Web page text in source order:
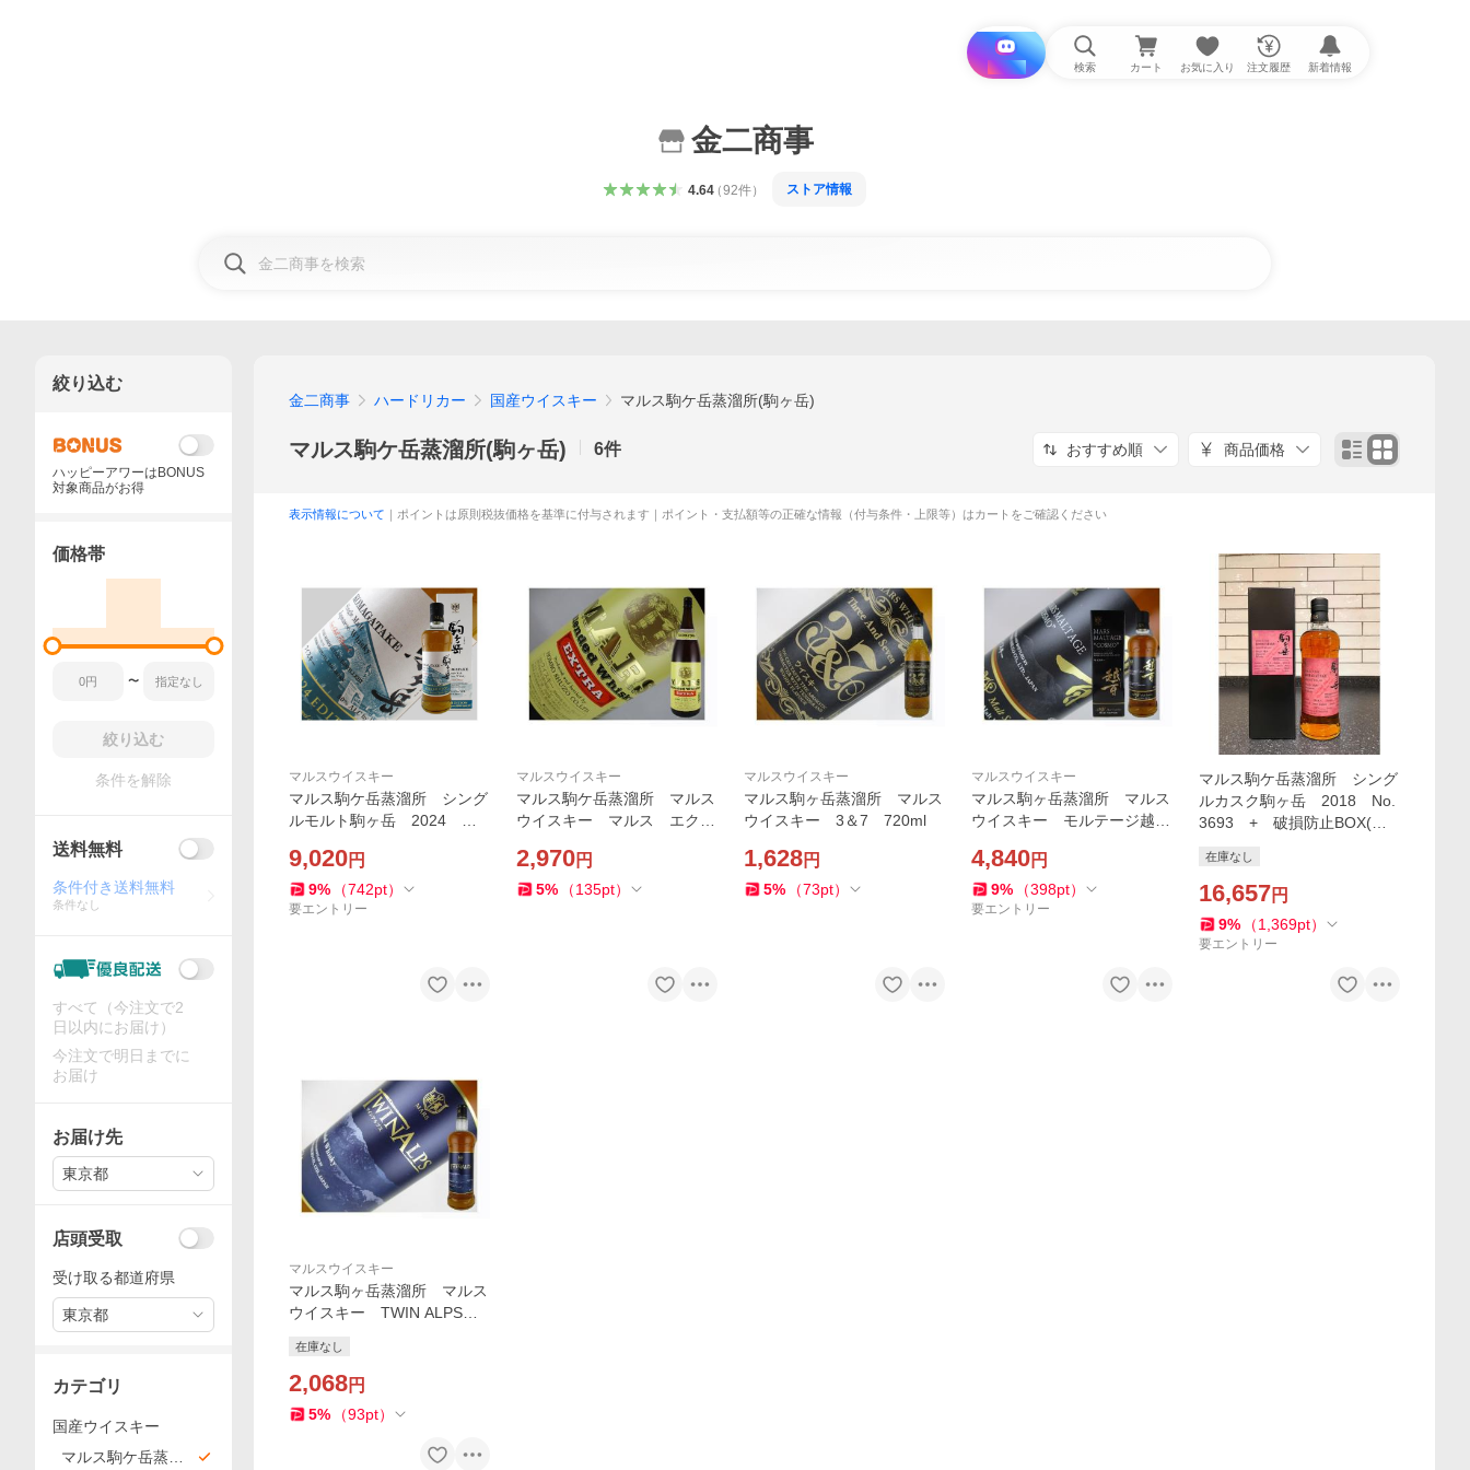
i と探す 検索 カート お気に入り 注文履歴 新着情報
金二商事
4.64（92件） ストア情報
金二商事 ハードリカー 国産ウイスキー マルス駒ケ岳蒸溜所(駒ヶ岳)
マルス駒ケ岳蒸溜所(駒ヶ岳) 6件 おすすめ順 商品価格
表示情報について ｜ポイントは原則税抜価格を基準に付与されます｜ポイント・支払額等の正確な情報（付与条件・上限等）はカートをご確認ください
マルスウイスキー
マルス駒ケ岳蒸溜所 シング
ルモルト駒ヶ岳 2024 エ
9,020円
9% （742pt）
要エントリー
マルスウイスキー
マルス駒ケ岳蒸溜所 マルス
ウイスキー マルス エクス
2,970円
5% （135pt）
マルスウイスキー
マルス駒ヶ岳蒸溜所 マルス
ウイスキー 3＆7 720ml
1,628円
5% （73pt）
マルスウイスキー
マルス駒ヶ岳蒸溜所 マルス
ウイスキー モルテージ越
0ml
4,840円
9% （398pt）
要エントリー
マルス駒ケ岳蒸溜所 シング
ルカスク駒ヶ岳 2018 No.
3693 + 破損防止BOX(￥1
日発売】
在庫なし
16,657円
9% （1,369pt）
要エントリー
マルスウイスキー
マルス駒ヶ岳蒸溜所 マルス
ウイスキー TWIN ALPS 7
在庫なし
2,068円
5% （93pt）
絞り込む
ハッピーアワーはBONUS
対象商品がお得
価格帯
〜
絞り込む
条件を解除
送料無料
条件付き送料無料
条件なし
すべて（今注文で2
日以内にお届け）
今注文で明日までに
お届け
お届け先
東京都
店頭受取
受け取る都道府県
東京都
カテゴリ
国産ウイスキー
マルス駒ケ岳蒸溜